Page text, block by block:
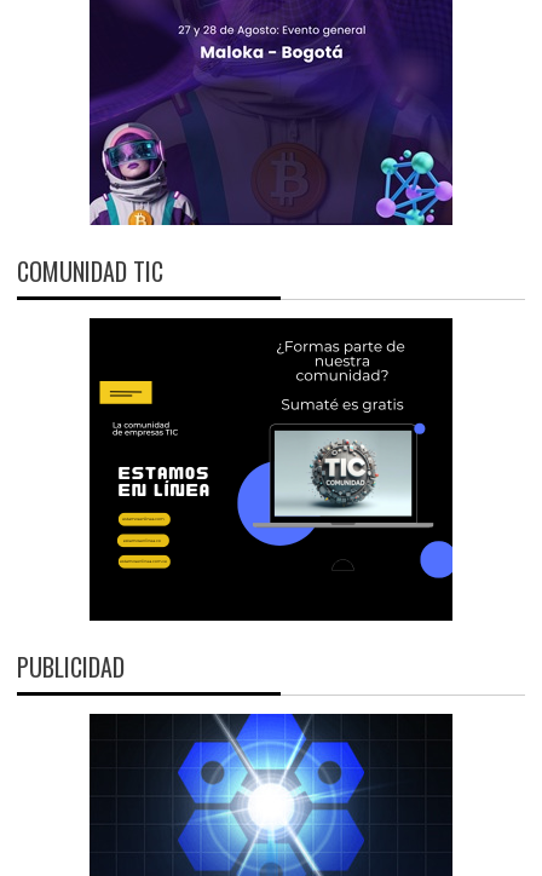
COMUNIDAD TIC
PUBLICIDAD